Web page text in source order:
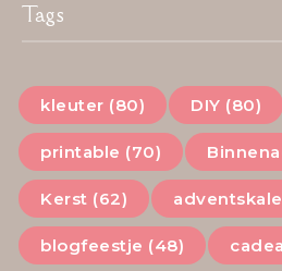
Tags
kleuter (80) DIY (80)
printable (70)
Kerst (62)
blogfeestje (48)